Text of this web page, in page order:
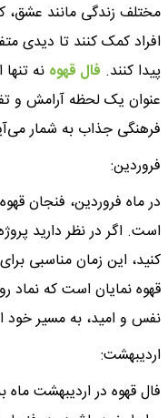
مختلف زندگی مانند عشق،
افراد کمک کنند تا دیدی
پیدا کنند. فال قهوه نه
عنوان یک لحظه آرامش و
فرهنگی جذاب به شمار
فروردین:
در ماه فروردین، فنجان
است. اگر در نظر دارید
کنید، این زمان مناسبی
قهوه نمایان است که نماد
نفس و امید، به مسیر خود
اردیبهشت:
فال قهوه در اردیبهشت